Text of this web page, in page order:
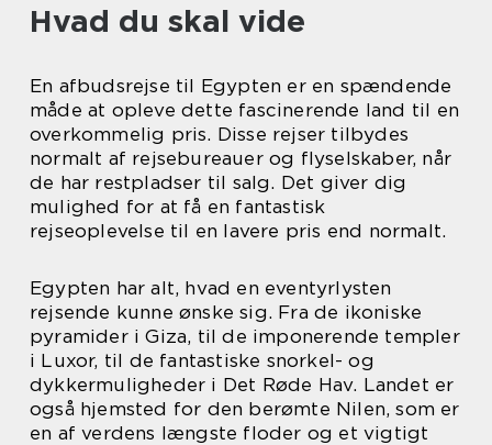
Hvad du skal vide
En afbudsrejse til Egypten er en spændende
måde at opleve dette fascinerende land til en
overkommelig pris. Disse rejser tilbydes
normalt af rejsebureauer og flyselskaber, når
de har restpladser til salg. Det giver dig
mulighed for at få en fantastisk
rejseoplevelse til en lavere pris end normalt.
Egypten har alt, hvad en eventyrlysten
rejsende kunne ønske sig. Fra de ikoniske
pyramider i Giza, til de imponerende templer
i Luxor, til de fantastiske snorkel- og
dykkermuligheder i Det Røde Hav. Landet er
også hjemsted for den berømte Nilen, som er
en af verdens længste floder og et vigtigt